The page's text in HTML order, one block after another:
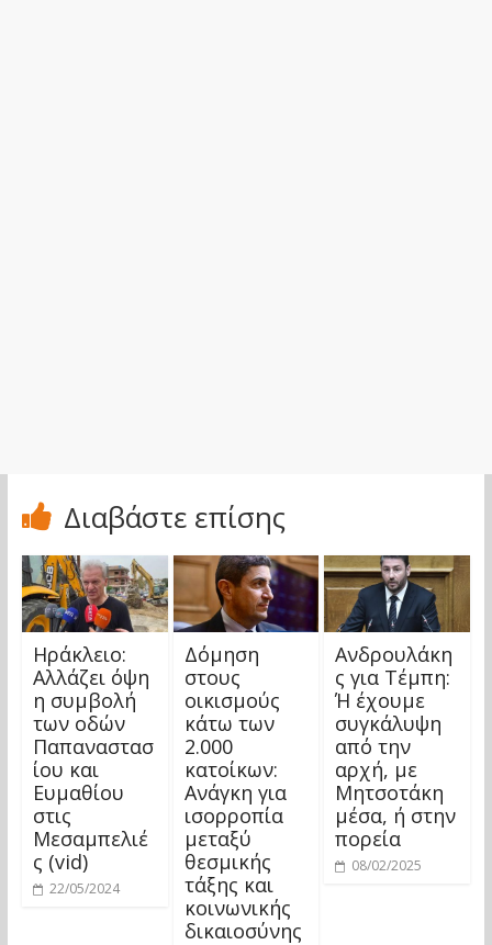
Διαβάστε επίσης
Ηράκλειο:
Αλλάζει όψη
η συμβολή
των οδών
Παπαναστασ
ίου και
Ευμαθίου
στις
Μεσαμπελιέ
ς (vid)
22/05/2024
Δόμηση
στους
οικισμούς
κάτω των
2.000
κατοίκων:
Ανάγκη για
ισορροπία
μεταξύ
θεσμικής
τάξης και
κοινωνικής
δικαιοσύνης
Ανδρουλάκη
ς για Τέμπη:
Ή έχουμε
συγκάλυψη
από την
αρχή, με
Μητσοτάκη
μέσα, ή στην
πορεία
08/02/2025